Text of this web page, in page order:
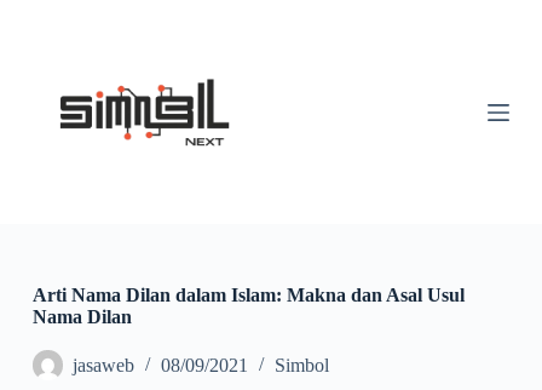
Arti Nama Dilan dalam Islam: Makna dan Asal Usul
Nama Dilan
jasaweb 08/09/2021 Simbol